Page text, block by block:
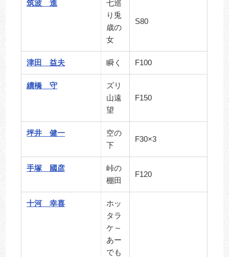
筑波 進
七巡
り兎
歳の
女
S80
津田 益夫 瞬く F100
續橋 守
ズリ
山遠
望
F150
坪井 健一
空の
下
F30×3
手塚 國彦
峠の
棚田
F120
十河 幸喜
ホッ
タラ
ケ～
あー
でも